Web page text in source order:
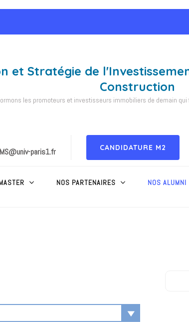
et Stratégie de
Construction
les promoteurs et investisseurs immobiliers de demain
paris1.fr CANDIDATURE M2
NOS PARTENAIRES NOS ALUMNI